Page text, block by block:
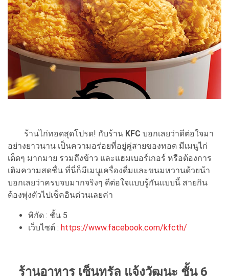
ร้านไก่ทอดสุดโปรด! กับร้าน KFC บอกเลยว่าดีต่อใจมา
อย่างยาวนาน เป็นความอร่อยที่อยู่คู่สายของทอด มีเมนูไก่
เด็ดๆ มากมาย รวมถึงข้าว และแฮมเบอร์เกอร์ หรือต้องการ
เติมความสดชื่น ที่นี่ก็มีเมนูเครื่องดื่มและขนมหวานด้วยน้า
บอกเลยว่าครบจบมากจริงๆ ดีต่อใจแบบรู้กันแบบนี้ สายกิน
ต้องพุ่งตัวไปเช็คอินด่วนเลยค่า
พิกัด : ชั้น 5
เว็บไซต์ : https://www.facebook.com/kfcth/
ร้านอาหาร เซ็นทรัล แจ้งวัฒนะ ชั้น 6